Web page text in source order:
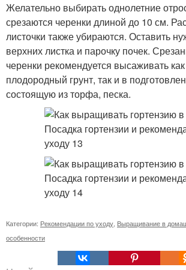
Желательно выбирать однолетние
срезаются черенки длиной до 10 см.
листочки также убираются. Оставить
верхних листка и парочку почек.
черенки рекомендуется высаживать
плодородный грунт, так и в
состоящую из торфа, песка.
Категории: Рекомендации по уходу Выращивание в
особенности